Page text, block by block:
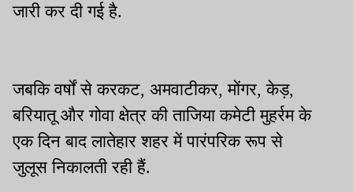
जारी कर दी गई है.
जबकि वर्षों से करकट, अमवाटीकर, मोंगर, केड़,
बरियातू और गोवा क्षेत्र की ताजिया कमेटी मुहर्रम के
एक दिन बाद लातेहार शहर में पारंपरिक रूप से
जुलूस निकालती रही हैं.